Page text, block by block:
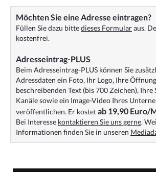
Möchten Sie eine Adresse eintragen?
Füllen Sie dazu bittedieses Formularaus.
kostenfrei.
Adresseintrag-PLUS
Beim Adresseintrag-PLUS können Sie
Adressdaten ein Foto, Ihr Logo, Ihre
beschreibenden Text (bis 700 Zeichen), Ihre
Kanäle sowie ein Image-Video Ihres
veröffentlichen. Er kostetab 19,90 Euro/
Bei Interesse kontaktieren Sie uns gerne.
Informationen finden Sie in unseren